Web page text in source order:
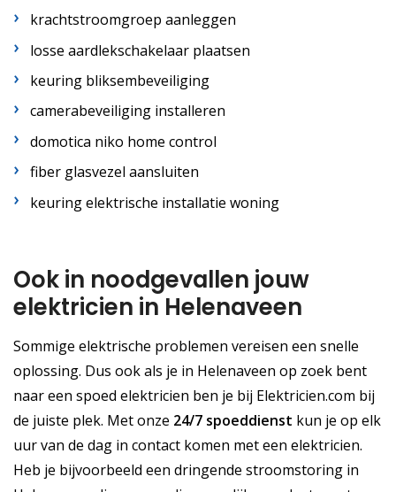
krachtstroomgroep aanleggen
losse aardlekschakelaar plaatsen
keuring bliksembeveiliging
camerabeveiliging installeren
domotica niko home control
fiber glasvezel aansluiten
keuring elektrische installatie woning
Ook in noodgevallen jouw
elektricien in Helenaveen
Sommige elektrische problemen vereisen een snelle
oplossing. Dus ook als je in Helenaveen op zoek bent
naar een spoed elektricien ben je bij Elektricien.com bij
de juiste plek. Met onze 24/7 spoeddienst kun je op elk
uur van de dag in contact komen met een elektricien.
Heb je bijvoorbeeld een dringende stroomstoring in